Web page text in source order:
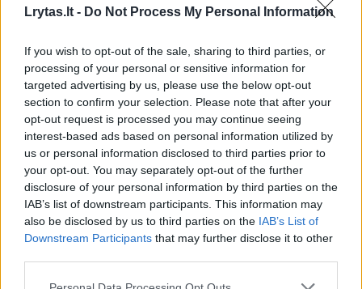
Lrytas.lt - Do Not Process My Personal Information
If you wish to opt-out of the sale, sharing to third parties, or
processing of your personal or sensitive information for
targeted advertising by us, please use the below opt-out
section to confirm your selection. Please note that after your
opt-out request is processed you may continue seeing
interest-based ads based on personal information utilized by
us or personal information disclosed to third parties prior to
your opt-out. You may separately opt-out of the further
disclosure of your personal information by third parties on the
IAB’s list of downstream participants. This information may
also be disclosed by us to third parties on the IAB’s List of
Downstream Participants that may further disclose it to other
00:05:25
K. Prunskienės brolis prisiminė jaudinančią akimirką
ženklas“
Lietuvos diena
00:03:01
Kazachstanas siekia sugrąžinti Kaspijos tigrą į Centrinę
Aziją: ypatingam projektui ruoštasi dešimtmetį
Žinios
Mėsainių mėgėjus kviečia nepražiopsoti festivalio
Žinios Lietuvos diena